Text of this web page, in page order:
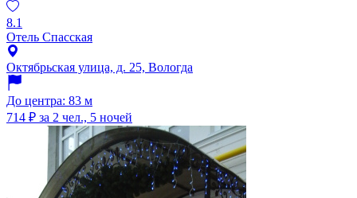
8.1
Отель Спасская
Октябрьская улица, д. 25, Вологда
До центра: 83 м
714 ₽ за 2 чел., 5 ночей